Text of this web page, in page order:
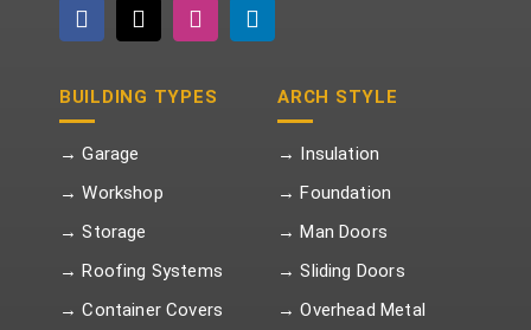
BUILDING TYPES
→ Garage
→ Workshop
→ Storage
→ Roofing Systems
→ Container Covers
ARCH STYLE
→ Insulation
→ Foundation
→ Man Doors
→ Sliding Doors
→ Overhead Metal